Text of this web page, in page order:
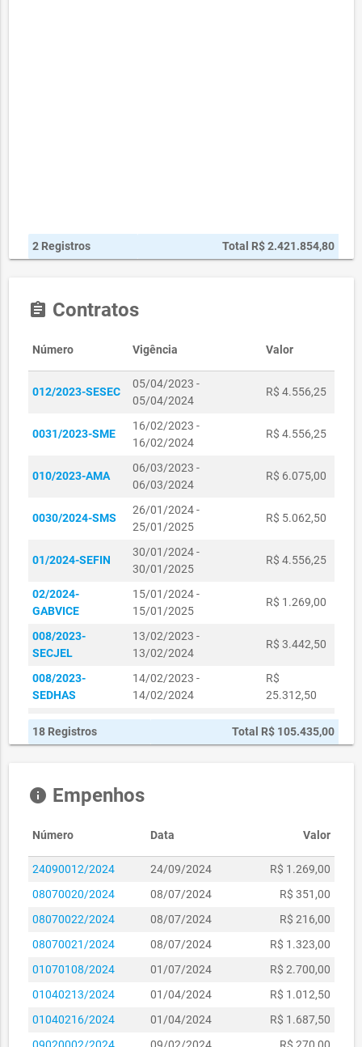
2 Registros Total R$ 2.421.854,80
assignment Contratos
Número Vigência Valor
012/2023-SESEC
05/04/2023 -
05/04/2024
R$ 4.556,25
0031/2023-SME
16/02/2023 -
16/02/2024
R$ 4.556,25
010/2023-AMA
06/03/2023 -
06/03/2024
R$ 6.075,00
0030/2024-SMS
26/01/2024 -
25/01/2025
R$ 5.062,50
01/2024-SEFIN
30/01/2024 -
30/01/2025
R$ 4.556,25
02/2024-
GABVICE
15/01/2024 -
15/01/2025
R$ 1.269,00
008/2023-
SECJEL
13/02/2023 -
13/02/2024
R$ 3.442,50
008/2023-
SEDHAS
14/02/2023 -
14/02/2024
R$
25.312,50
012/2023-SEUMA
29/08/2023 -
R$ 5.062,50
09/02/2023 -
09/2023-SCSP
16/02/2024
R$ 4.050,00
11/2023-
14/02/2023 -
R$ 4.050,00
SEPLAG
23/02/2024
R$ 6.750,00
02/08/2023 -
02/08/2024
031/2023-
10/02/2023 -
R$ 9.618,75
18 Registros Total R$ 105.435,00
info Empenhos
Número Data Valor
24090012/2024 24/09/2024
R$ 1.269,00
08070020/2024
08/07/2024
R$ 351,00
08070022/2024
08/07/2024
R$ 216,00
08070021/2024
08/07/2024
R$ 1.323,00
01070108/2024
01/07/2024
R$ 2.700,00
01040213/2024
01/04/2024
R$ 1.012,50
01040216/2024
01/04/2024
R$ 1.687,50